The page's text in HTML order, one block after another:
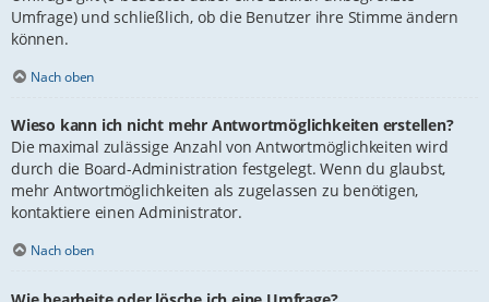
Umfrage) und schließlich, ob die Benutzer ihre Stimme ändern
können.
Nach oben
Wieso kann ich nicht mehr Antwortmöglichkeiten erstellen?
Die maximal zulässige Anzahl von Antwortmöglichkeiten wird
durch die Board-Administration festgelegt. Wenn du glaubst,
mehr Antwortmöglichkeiten als zugelassen zu benötigen,
kontaktiere einen Administrator.
Nach oben